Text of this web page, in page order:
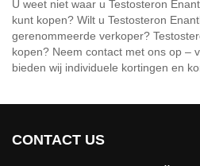
U weet niet waar u Testosteron
kunt kopen? Wilt u Testosteron
gerenommeerde verkoper?
kopen? Neem contact met ons op –
bieden wij individuele kortingen en
CONTACT US